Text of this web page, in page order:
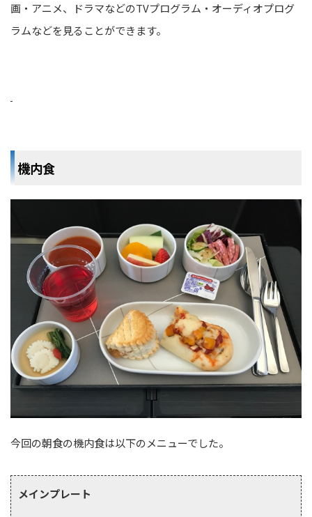
画・アニメ、ドラマなどのTVプログラム・オーディオプログ
ラムなどを見ることができます。
機内食
今回の朝食の機内食は以下のメニューでした。
メインプレート